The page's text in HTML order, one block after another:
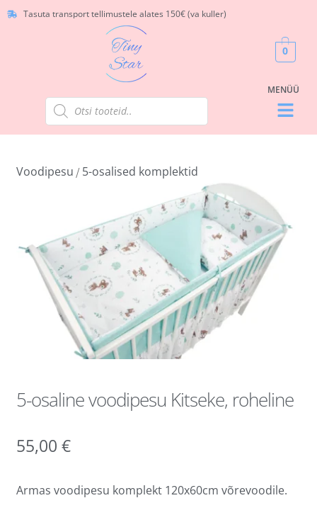
Tasuta transport tellimustele alates 150€ (va kuller)
0
Voodipesu / 5-osalised komplektid
5-osaline voodipesu Kitseke, roheline
55,00 €
Armas voodipesu komplekt 120x60cm võrevoodile.